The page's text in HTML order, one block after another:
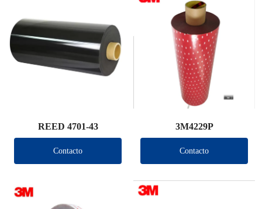
REED 4701-43
Contacto
3M4229P
Contacto